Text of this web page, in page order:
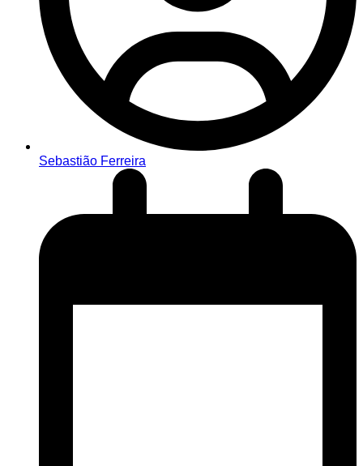
Sebastião Ferreira